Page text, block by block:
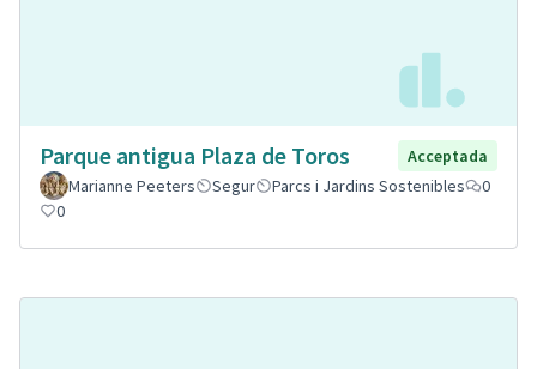
Parque antigua Plaza de Toros
Acceptada
Marianne Peeters
Segur Parcs i Jardins Sostenibles
0
0